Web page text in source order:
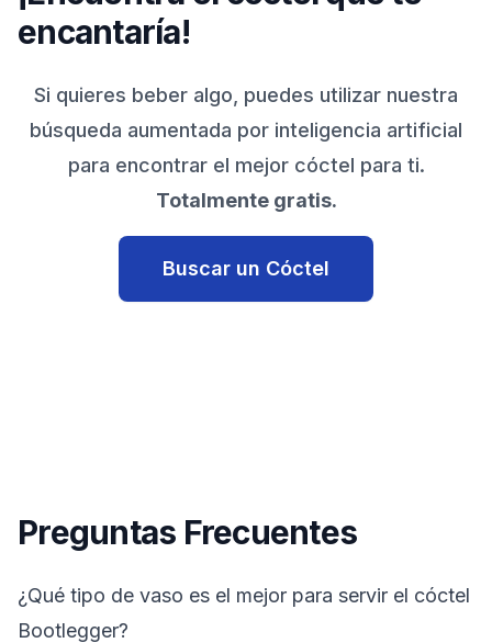
encantaría!
Si quieres beber algo, puedes utilizar nuestra
búsqueda aumentada por inteligencia artificial
para encontrar el mejor cóctel para ti.
Totalmente gratis.
Buscar un Cóctel
Preguntas Frecuentes
¿Qué tipo de vaso es el mejor para servir el cóctel
Bootlegger?